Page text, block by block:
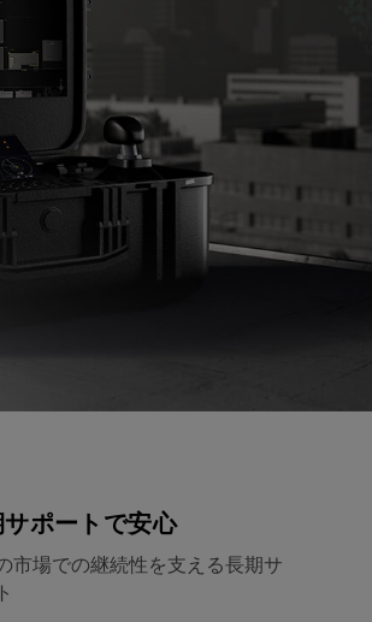
ポートで安心
市場での継続性を支える長期サ